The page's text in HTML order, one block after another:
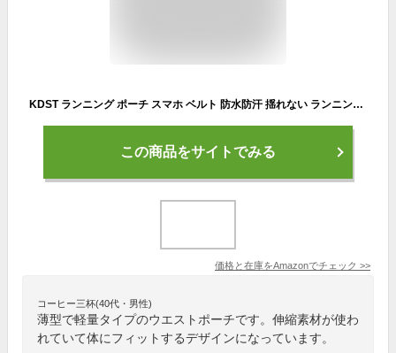
KDST ランニング ポーチ スマホ ベルト 防水防汗 揺れない ランニングポーチ - 伸縮 薄型 軽量 大容量 ペットボトル収納可 ジョギング ポーチ ウォーキング バッグ ショルダー 肩掛けポーチ ランニング用 ウエストポーチ うえすとぽーち レディース メンズ 携帯ぽーち すまほ ホルダー 登山用品 ゴルフ グッズ 釣り 災害 非難所 隠れる 小さい 貴重品入れ 職務質問対策
この商品をサイトでみる
価格と在庫をAmazonでチェック >>
コーヒー三杯(40代・男性)
薄型で軽量タイプのウエストポーチです。伸縮素材が使わ
れていて体にフィットするデザインになっています。